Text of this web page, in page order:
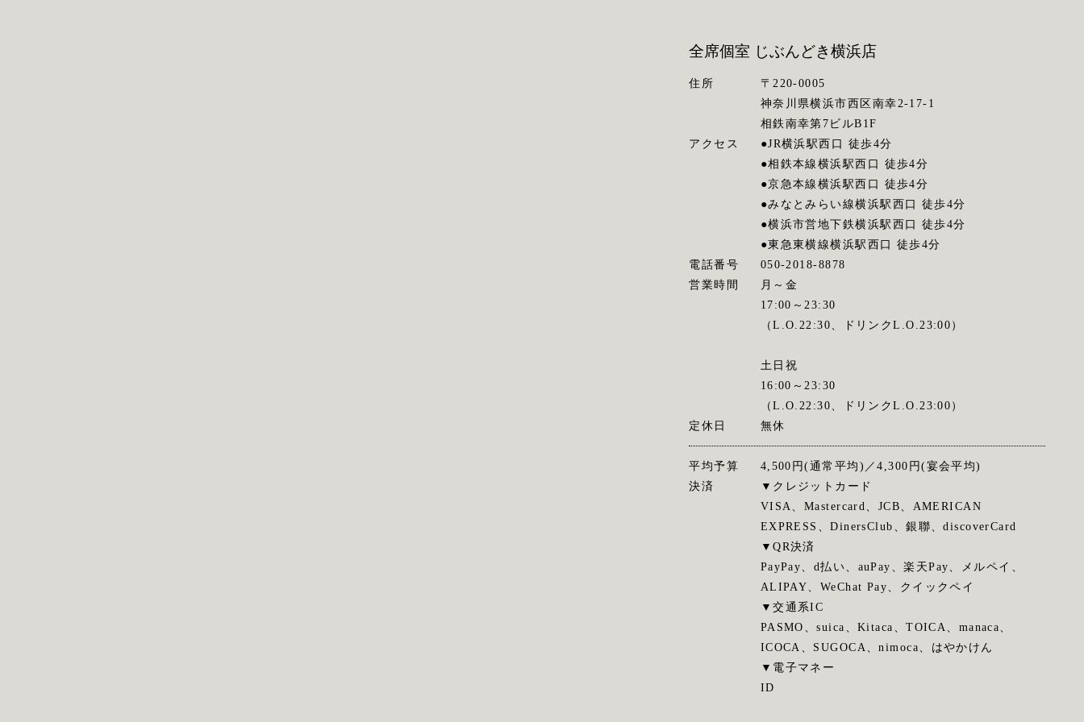
全席個室 じぶんどき横浜店
住所
〒220-0005
神奈川県横浜市西区南幸2-17-1
相鉄南幸第7ビルB1F
アクセス
●JR横浜駅西口 徒歩4分
●相鉄本線横浜駅西口 徒歩4分
●京急本線横浜駅西口 徒歩4分
●みなとみらい線横浜駅西口 徒歩4分
●横浜市営地下鉄横浜駅西口 徒歩4分
●東急東横線横浜駅西口 徒歩4分
電話番号
050-2018-8878
営業時間
月～金
17:00～23:30
（L.O.22:30、ドリンクL.O.23:00）
土日祝
16:00～23:30
（L.O.22:30、ドリンクL.O.23:00）
定休日
無休
平均予算
4,500円(通常平均)／4,300円(宴会平均)
決済
▼クレジットカード
VISA、Mastercard、JCB、AMERICAN
EXPRESS、DinersClub、銀聯、discoverCard
▼QR決済
PayPay、d払い、auPay、楽天Pay、メルペイ、
ALIPAY、WeChat Pay、クイックペイ
▼交通系IC
PASMO、suica、Kitaca、TOICA、manaca、
ICOCA、SUGOCA、nimoca、はやかけん
▼電子マネー
ID